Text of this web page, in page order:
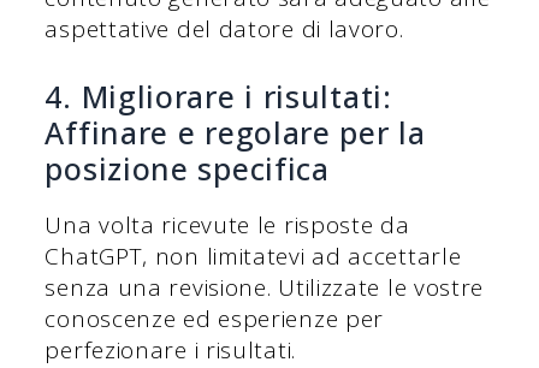
aspettative del datore di lavoro.
4. Migliorare i risultati:
Affinare e regolare per la
posizione specifica
Una volta ricevute le risposte da
ChatGPT, non limitatevi ad accettarle
senza una revisione. Utilizzate le vostre
conoscenze ed esperienze per
perfezionare i risultati.